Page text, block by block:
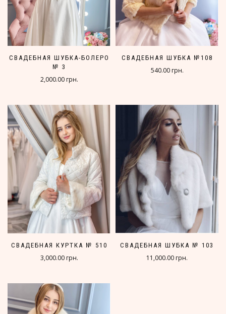
СВАДЕБНАЯ ШУБКА-БОЛЕРО
№ 3
2,000.00 грн.
СВАДЕБНАЯ ШУБКА №108
540.00 грн.
СВАДЕБНАЯ КУРТКА № 510
3,000.00 грн.
СВАДЕБНАЯ ШУБКА № 103
11,000.00 грн.